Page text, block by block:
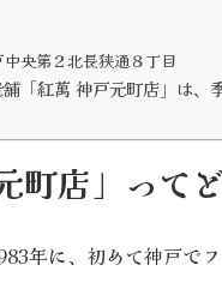
央第２北長狭通８丁目
「紅萬 神戸元町店」は、
町店」って
年に、初めて神戸で